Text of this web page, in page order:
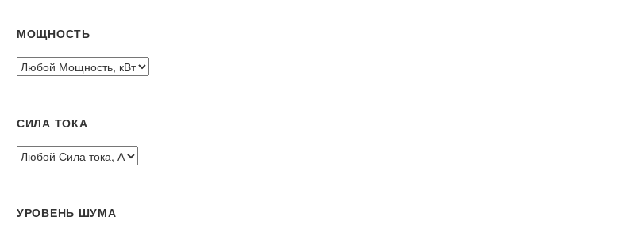
МОЩНОСТЬ
СИЛА ТОКА
УРОВЕНЬ ШУМА